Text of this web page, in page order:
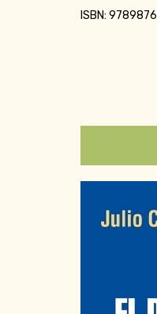
ISBN: